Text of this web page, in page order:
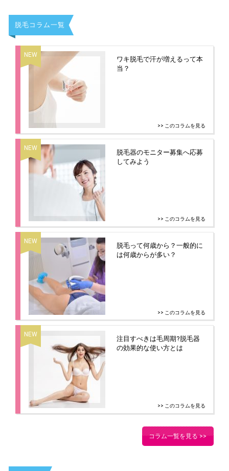
脱毛コラム一覧
ワキ脱毛で汗が増えるって本
当？
>> このコラムを見る
脱毛器のモニター募集へ応募
してみよう
>> このコラムを見る
脱毛って何歳から？一般的に
は何歳からが多い？
>> このコラムを見る
注目すべきは毛周期?脱毛器
の効果的な使い方とは
>> このコラムを見る
コラム一覧を見る >>